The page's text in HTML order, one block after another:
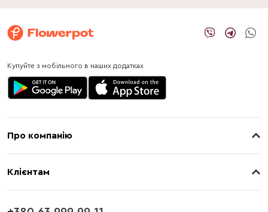
Купуйте з мобільного в наших додатках
Про компанію
Клієнтам